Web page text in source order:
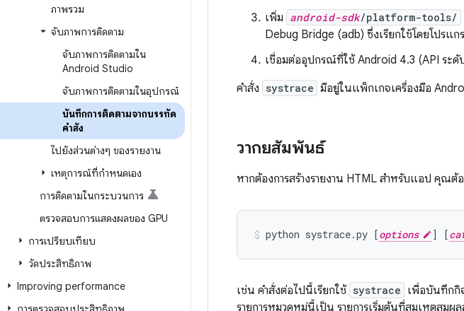
ภาพรวม
จับภาพการติดตาม
จับภาพการติดตามใน
Android Studio
จับภาพการติดตามในอุปกรณ์
บันทึกการติดตามจากบรรทัด
คำสั่ง
ไปยังส่วนต่างๆ ของรายงาน
เหตุการณ์ที่กำหนดเอง
การติดตามในกระบวนการ
ตรวจสอบการแสดงผลของ GPU
การเปรียบเทียบ
วัดประสิทธิภาพ
Improving performance
เพิ่ม android-sdk/platform-tools/
Debug Bridge (adb) ซึ่งเรียกใช้โดยโปรแก
เชื่อมต่ออุปกรณ์ที่ใช้ Android 4.3 (API ระ
คำสั่ง systrace มีอยู่ในแพ็กเกจเครื่องมือ
วากยสัมพันธ์
หากต้องการสร้างรายงาน HTML สำหรับแอป คุณต้
python systrace.py [options ] [
เช่น คำสั่งต่อไปนี้เรียกใช้ systrace เพื่อบันทึกกิ
รายการหมวดหมู่นี้เป็น รายการเริ่มต้นที่สมเหตุสม